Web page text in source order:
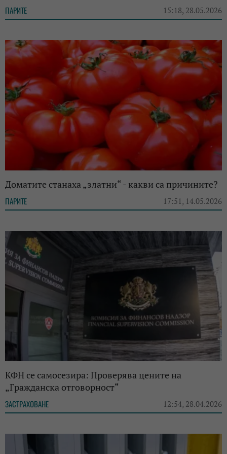
ПАРИТЕ 15:18, 28.05.2026
Доматите станаха „златни“ - какви са причините?
ПАРИТЕ 17:51, 14.05.2026
КФН се самосезира: Проверява цените на
„Гражданска отговорност“
ЗАСТРАХОВАНЕ 12:54, 28.04.2026